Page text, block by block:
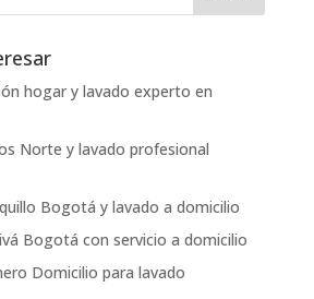
hogar y lavado experto en
Norte y lavado profesional
Bogotá y lavado a domicilio
Bogotá con servicio a domicilio
Domicilio para lavado